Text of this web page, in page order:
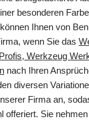
besonderen
Ihnen von
wenn Sie das
Werkzeug
nach Ihren
diversen
Firma an,
offeriert. Sie